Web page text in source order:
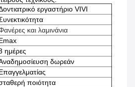
εργαστήριο VIVI
και λαμινάνια
ημέρες
δωρεάν
ποιότητα